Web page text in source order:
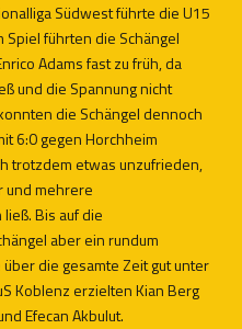
Südwest führte die U15
Spiel führten die Schängel
Adams fast zu früh, da
und die Spannung nicht
die Schängel dennoch
6:0 gegen Horchheim
trotzdem etwas unzufrieden,
und mehrere
Bis auf die
aber ein rundum
die gesamte Zeit gut unter
Koblenz erzielten Kian Berg
Efecan Akbulut.